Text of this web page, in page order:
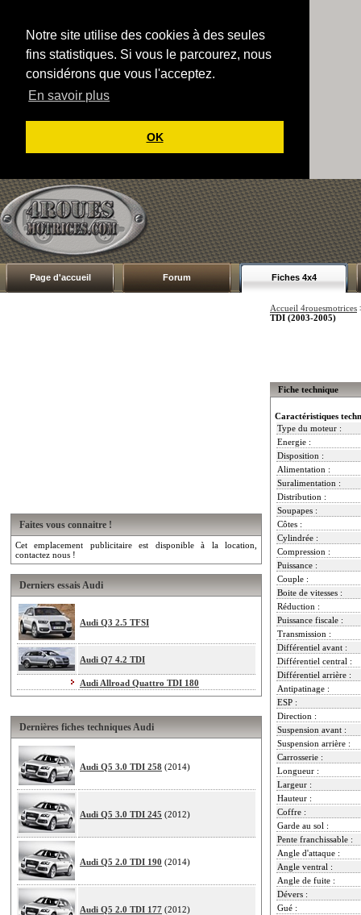
Notre site utilise des cookies à des seules
fins statistiques. Si vous le parcourez, nous
considérons que vous l'acceptez.
En savoir plus
OK
Page d'accueil Forum Fiches 4x4
Faites vous connaitre !
Cet emplacement publicitaire est disponible à la location,
contactez nous !
Derniers essais Audi
Audi Q3 2.5 TFSI
Audi Q7 4.2 TDI
Audi Allroad Quattro TDI 180
Dernières fiches techniques Audi
Audi Q5 3.0 TDI 258 (2014)
Audi Q5 3.0 TDI 245 (2012)
Audi Q5 2.0 TDI 190 (2014)
Audi Q5 2.0 TDI 177 (2012)
Accueil 4rouesmotrices
TDI (2003-2005)
Fiche technique
Caractéristiques
Type du moteur :
Energie :
Disposition :
Alimentation :
Suralimentation :
Distribution :
Soupapes :
Côtes :
Cylindrée :
Compression :
Puissance :
Couple :
Boite de vitesses :
Réduction :
Puissance fiscale :
Transmission :
Différentiel avant :
Différentiel central :
Différentiel arrière :
Antipatinage :
ESP :
Direction :
Suspension avant :
Suspension arrière :
Carrosserie :
Longueur :
Largeur :
Hauteur :
Coffre :
Garde au sol :
Pente franchissable :
Angle d'attaque :
Angle ventral :
Angle de fuite :
Dévers :
Gué :